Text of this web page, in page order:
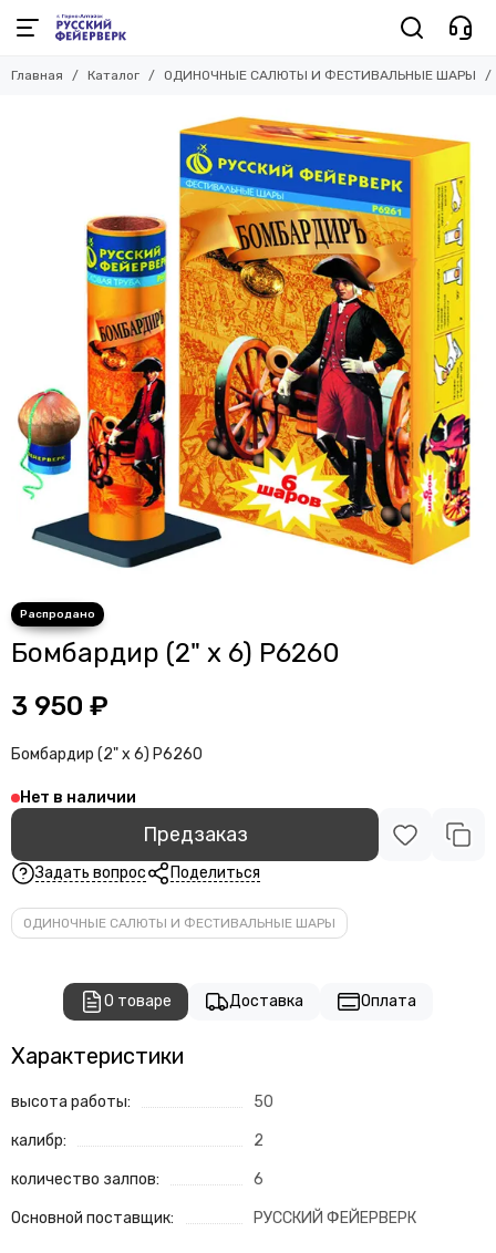
Главная Каталог ОДИНОЧНЫЕ САЛЮТЫ И ФЕСТИВАЛЬНЫЕ ШАРЫ
Бомбардир (2" х 6) P6260
3 950 ₽
Бомбардир (2" х 6) P6260
Нет в наличии
Предзаказ
Задать вопрос Поделиться
ОДИНОЧНЫЕ САЛЮТЫ И ФЕСТИВАЛЬНЫЕ ШАРЫ
О товаре Доставка Оплата
Характеристики
высота работы: 50
калибр: 2
количество залпов: 6
Основной поставщик: РУССКИЙ ФЕЙЕРВЕРК